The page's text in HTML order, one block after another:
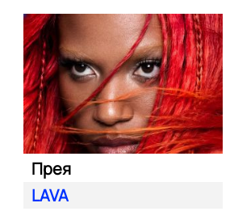
Прея
LAVA